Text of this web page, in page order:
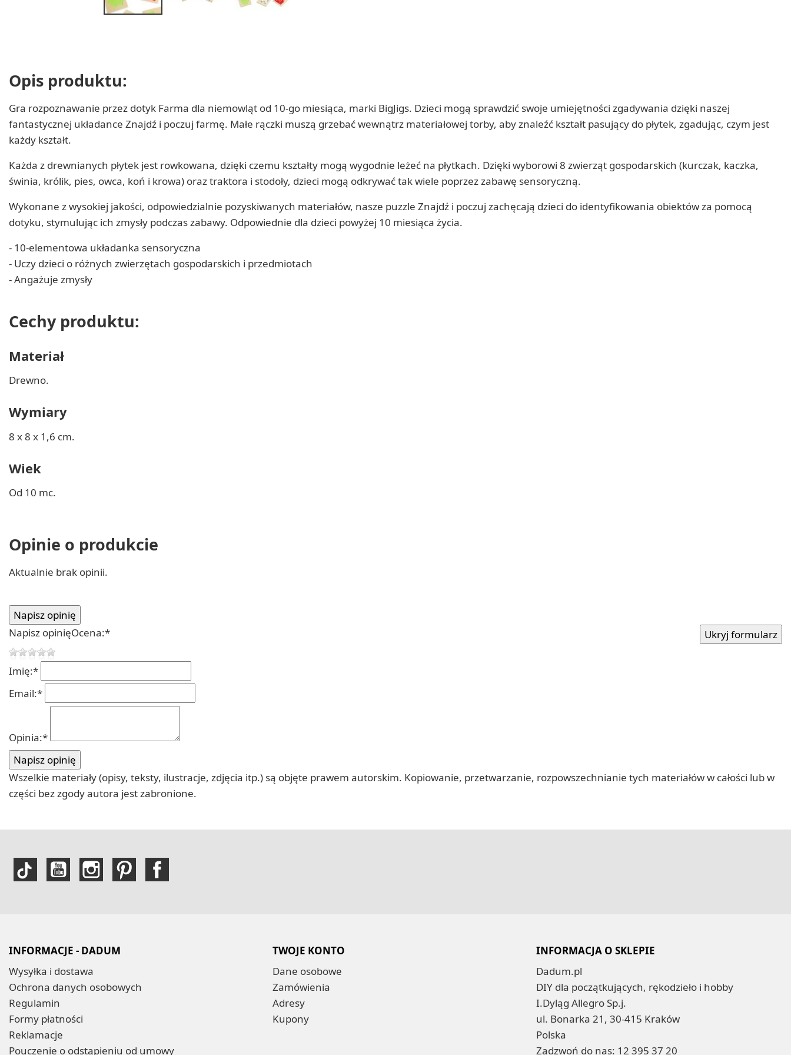
Opis produktu:
Gra rozpoznawanie przez dotyk Farma dla niemowląt od 10-go miesiąca, marki BigJigs. Dzieci mogą sprawdzić swoje umiejętności zgadywania dzięki naszej
fantastycznej układance Znajdź i poczuj farmę. Małe rączki muszą grzebać wewnątrz materiałowej torby, aby znaleźć kształt pasujący do płytek, zgadując, czym jest
każdy kształt.
Każda z drewnianych płytek jest rowkowana, dzięki czemu kształty mogą wygodnie leżeć na płytkach. Dzięki wyborowi 8 zwierząt gospodarskich (kurczak, kaczka,
świnia, królik, pies, owca, koń i krowa) oraz traktora i stodoły, dzieci mogą odkrywać tak wiele poprzez zabawę sensoryczną.
Wykonane z wysokiej jakości, odpowiedzialnie pozyskiwanych materiałów, nasze puzzle Znajdź i poczuj zachęcają dzieci do identyfikowania obiektów za pomocą
dotyku, stymulując ich zmysły podczas zabawy. Odpowiednie dla dzieci powyżej 10 miesiąca życia.
- 10-elementowa układanka sensoryczna
- Uczy dzieci o różnych zwierzętach gospodarskich i przedmiotach
- Angażuje zmysły
Cechy produktu:
Materiał
Drewno.
Wymiary
8 x 8 x 1,6 cm.
Wiek
Od 10 mc.
Opinie o produkcie
Aktualnie brak opinii.
Napisz opinięOcena:*
Imię:*
Email:*
Opinia:*
Wszelkie materiały (opisy, teksty, ilustracje, zdjęcia itp.) są objęte prawem autorskim. Kopiowanie, przetwarzanie, rozpowszechnianie tych materiałów w całości lub w
części bez zgody autora jest zabronione.
INFORMACJE - DADUM
Wysyłka i dostawa
Ochrona danych osobowych
Regulamin
Formy płatności
Reklamacje
Pouczenie o odstąpieniu od umowy
TWOJE KONTO
Dane osobowe
Zamówienia
Adresy
Kupony
INFORMACJA O SKLEPIE
Dadum.pl
DIY dla początkujących, rękodzieło i hobby
I.Dyląg Allegro Sp.j.
ul. Bonarka 21, 30-415 Kraków
Polska
Zadzwoń do nas: 12 395 37 20